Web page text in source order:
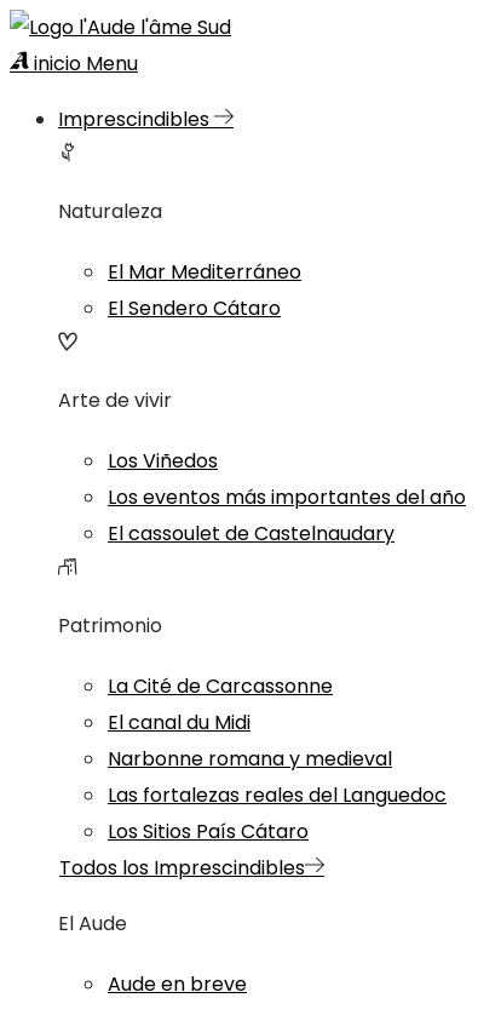
inicio Menu
Imprescindibles
Naturaleza
El Mar Mediterráneo
El Sendero Cátaro
Arte de vivir
Los Viñedos
Los eventos más importantes del año
El cassoulet de Castelnaudary
Patrimonio
La Cité de Carcassonne
El canal du Midi
Narbonne romana y medieval
Las fortalezas reales del Languedoc
Los Sitios País Cátaro
Todos los Imprescindibles
El Aude
Aude en breve